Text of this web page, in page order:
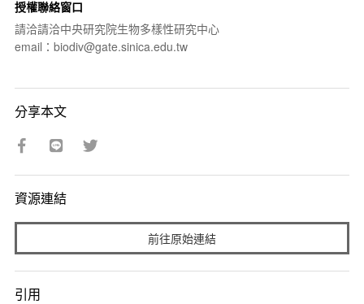
授權聯絡窗口
請洽請洽中央研究院生物多樣性研究中心
email：biodiv@gate.sinica.edu.tw
分享本文
資源連結
前往原始連結
引用